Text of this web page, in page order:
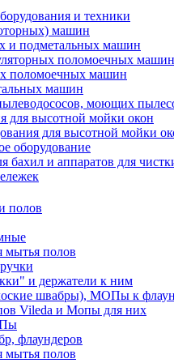
и техники
машин
и подметальных машин
поломоечных машин
поломоечных машин
машин
моющих
для высотной мойки окон
для высотной мойки
оборудование
бахил и аппаратов для
полов
мытья полов
и держатели к ним
швабры), МОПы к
Vileda и Мопы для них
флаундеров
мытья полов